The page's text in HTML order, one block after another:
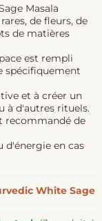
Masala
de fleurs, de
de matières
est rempli
spécifiquement
et à créer un
à d'autres rituels.
recommandé de
d'énergie en cas
White Sage